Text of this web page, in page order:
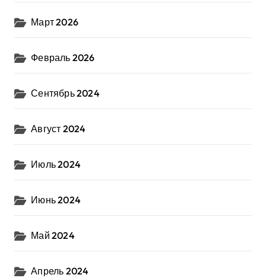
Март 2026
Февраль 2026
Сентябрь 2024
Август 2024
Июль 2024
Июнь 2024
Май 2024
Апрель 2024